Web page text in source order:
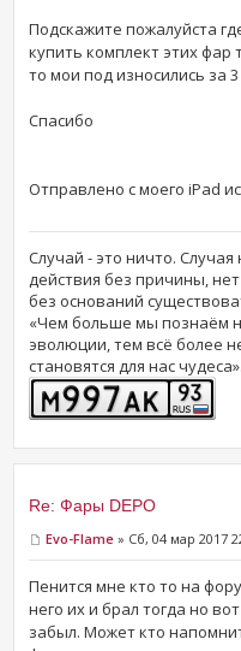
Подскажите пожалуйста
купить комплект этих фар
то мои под износились за
Спасибо
Отправлено с моего iPad
Случай - это ничто.
действия без причины,
без оснований
«Чем больше мы познаём
эволюции, тем всё более
становятся для нас чудеса».
Re: Фары DEPO
Evo-Flame » Сб, 04 мар 2017
Пенится мне кто то на
него их и брал тогда но
забыл. Может кто